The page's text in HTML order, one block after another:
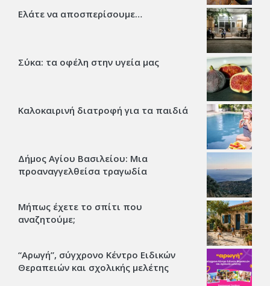
Ελάτε να αποσπερίσουμε…
Σύκα: τα οφέλη στην υγεία μας
Καλοκαιρινή διατροφή για τα παιδιά
Δήμος Αγίου Βασιλείου: Μια
προαναγγελθείσα τραγωδία
Μήπως έχετε το σπίτι που
αναζητούμε;
“Αρωγή”, σύγχρονο Κέντρο Ειδικών
Θεραπειών και σχολικής μελέτης